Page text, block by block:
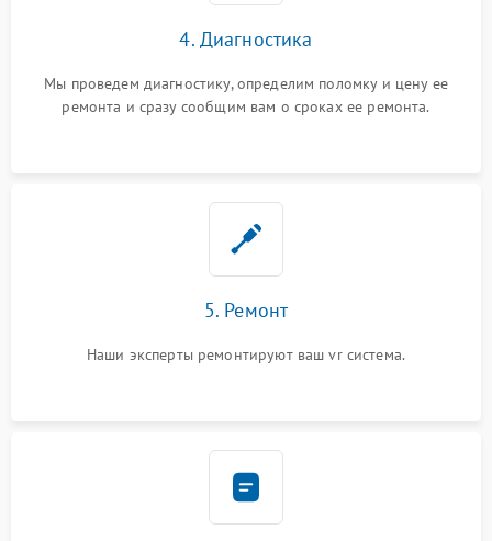
4. Диагностика
Мы проведем диагностику, определим поломку и цену ее
ремонта и сразу сообщим вам о сроках ее ремонта.
5. Ремонт
Наши эксперты ремонтируют ваш vr система.